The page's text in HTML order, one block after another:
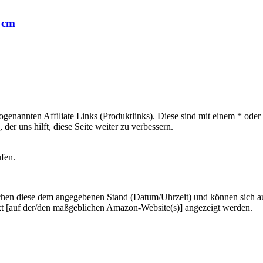
Affiliate Links (Produktlinks). Diese sind mit einem *
uns hilft, diese Seite weiter zu verbessern.
diese dem angegebenen Stand (Datum/Uhrzeit) und können
der/den maßgeblichen Amazon-Website(s)] angezeigt werden.